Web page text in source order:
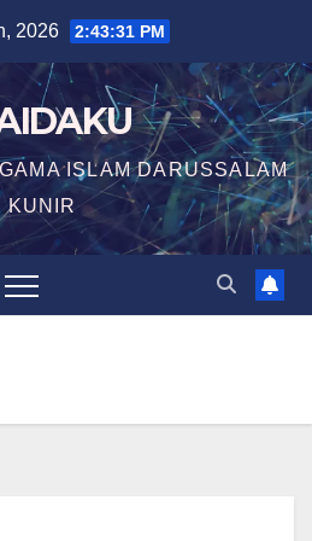
2026 2:43:31 PM
ISLAM DARUSSALAM
KUNIR